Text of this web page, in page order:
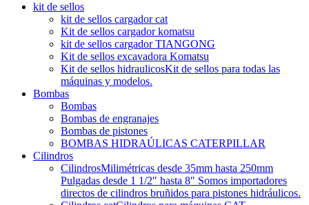
kit de sellos
kit de sellos cargador cat
Kit de sellos cargador komatsu
kit de sellos cargador TIANGONG
Kit de sellos excavadora Komatsu
Kit de sellos hidraulicosKit de sellos para todas las
máquinas y modelos.
Bombas
Bombas
Bombas de engranajes
Bombas de pistones
BOMBAS HIDRAÚLICAS CATERPILLAR
Cilindros
CilindrosMilimétricas desde 35mm hasta 250mm
Pulgadas desde 1 1/2″ hasta 8″ Somos importadores
directos de cilindros bruñidos para pistones hidráulicos.